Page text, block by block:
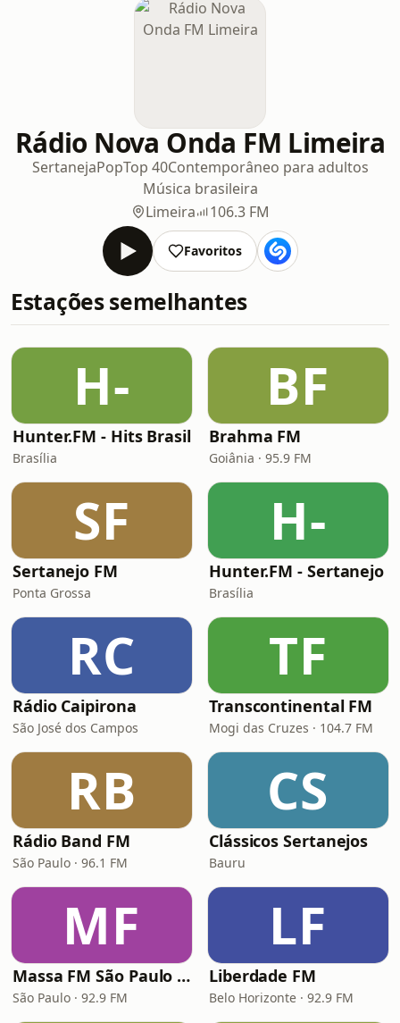
Rádio Nova Onda FM Limeira
SertanejaPopTop 40Contemporâneo para adultos
Música brasileira
Limeira
106.3 FM
Favoritos
Estações semelhantes
H-
Hunter.FM - Hits Brasil
Brasília
BF
Brahma FM
Goiânia · 95.9 FM
SF
Sertanejo FM
Ponta Grossa
H-
Hunter.FM - Sertanejo
Brasília
RC
Rádio Caipirona
São José dos Campos
TF
Transcontinental FM
Mogi das Cruzes · 104.7 FM
RB
Rádio Band FM
São Paulo · 96.1 FM
CS
Clássicos Sertanejos
Bauru
MF
Massa FM São Paulo 92.9
São Paulo · 92.9 FM
LF
Liberdade FM
Belo Horizonte · 92.9 FM